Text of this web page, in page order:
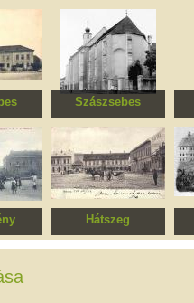
2. sz.
Szászsebes
Szent Bertalan római
katolikus kolostor
Hátszeg
Történelmi